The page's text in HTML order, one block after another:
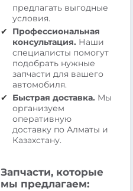
предлагать выгодные
условия.
Профессиональная
консультация. Наши
специалисты помогут
подобрать нужные
запчасти для вашего
автомобиля.
Быстрая доставка. Мы
организуем
оперативную
доставку по Алматы и
Казахстану.
Запчасти, которые
мы предлагаем: